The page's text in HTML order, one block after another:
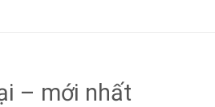
– mới nhất